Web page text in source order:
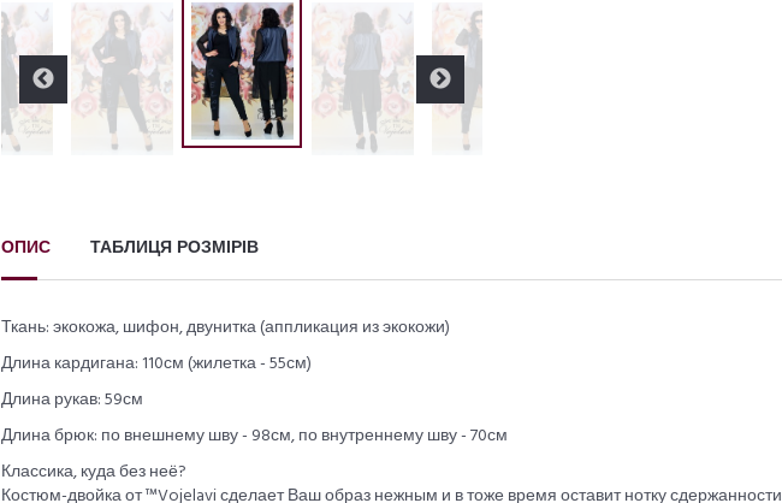
ОПИС ТАБЛИЦЯ РОЗМІРІВ
Ткань: экокожа, шифон, двунитка (аппликация из экокожи)
Длина кардигана: 110см (жилетка - 55см)
Длина рукав: 59см
Длина брюк: по внешнему шву - 98см, по внутреннему шву - 70см
Классика, куда без неё?
Костюм-двойка от ™Vojelavi сделает Ваш образ нежным и в тоже время оставит нотку